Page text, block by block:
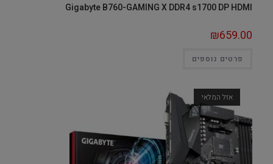
Gigabyte B760-GAMING X DDR4 s1700 DP HDMI
₪659.00
פרטים נוספים
אזל המלאי